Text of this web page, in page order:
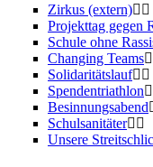
Zirkus (extern)
Projekttag gegen
Schule ohne
Changing Teams
Solidaritätslauf
Spendentriathlon
Besinnungsabend
Schulsanitäter
Unsere